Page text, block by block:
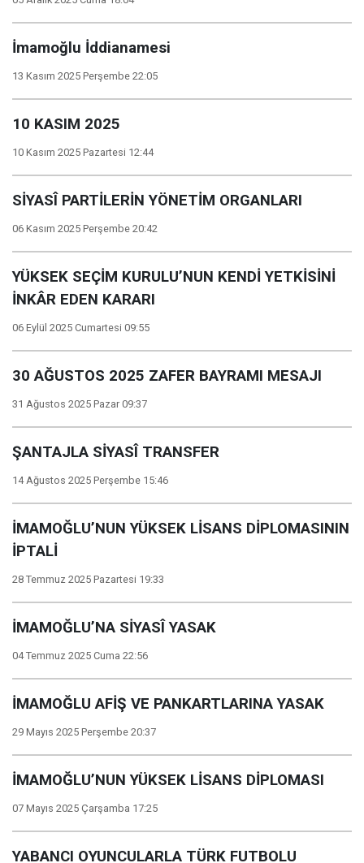
İmamoğlu İddianamesi
13 Kasım 2025 Perşembe 22:05
10 KASIM 2025
10 Kasım 2025 Pazartesi 12:44
SİYASÎ PARTİLERİN YÖNETİM ORGANLARI
06 Kasım 2025 Perşembe 20:42
YÜKSEK SEÇİM KURULU’NUN KENDİ YETKİSİNİ
İNKÂR EDEN KARARI
06 Eylül 2025 Cumartesi 09:55
30 AĞUSTOS 2025 ZAFER BAYRAMI MESAJI
31 Ağustos 2025 Pazar 09:37
ŞANTAJLA SİYASÎ TRANSFER
14 Ağustos 2025 Perşembe 15:46
İMAMOĞLU’NUN YÜKSEK LİSANS DİPLOMASININ
İPTALİ
28 Temmuz 2025 Pazartesi 19:33
İMAMOĞLU’NA SİYASÎ YASAK
04 Temmuz 2025 Cuma 22:56
İMAMOĞLU AFİŞ VE PANKARTLARINA YASAK
29 Mayıs 2025 Perşembe 20:37
İMAMOĞLU’NUN YÜKSEK LİSANS DİPLOMASI
07 Mayıs 2025 Çarşamba 17:25
YABANCI OYUNCULARLA TÜRK FUTBOLU